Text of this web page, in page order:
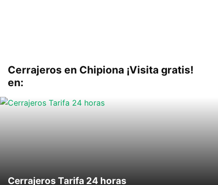
Cerrajeros en Chipiona ¡Visita gratis!
en:
Cerrajeros Tarifa 24 horas